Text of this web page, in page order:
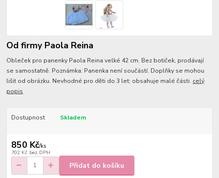
Od firmy Paola Reina
Obleček pro panenky Paola Reina velké 42 cm. Bez botiček, prodávají
se samostatně. Poznámka: Panenka není součástí. Doplňky se mohou
lišit od obrázku. Nevhodné pro děti do 3 let; obsahuje malé části. celý
popis
Dostupnost Skladem
850 Kč/ks
702 Kč bez DPH
Přidat do košíku